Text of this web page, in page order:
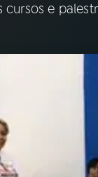
cursos e